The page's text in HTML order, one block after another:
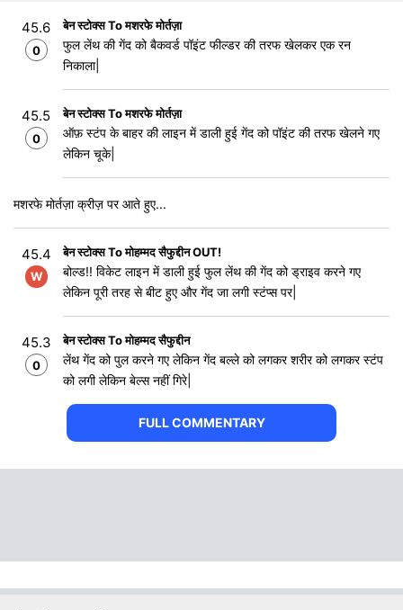
45.6
0
बेन स्टोक्स To मशरफे मोर्तज़ा
फुल लेंथ की गेंद को बैकवर्ड पॉइंट फील्डर की तरफ खेलकर एक रन
निकाला|
45.5
0
बेन स्टोक्स To मशरफे मोर्तज़ा
ऑफ़ स्टंप के बाहर की लाइन में डाली हुई गेंद को पॉइंट की तरफ खेलने गए
लेकिन चूके|
मशरफे मोर्तज़ा क्रीज़ पर आते हुए...
45.4
W
बेन स्टोक्स To मोहम्मद सैफुद्दीन OUT!
बोल्ड!! विकेट लाइन में डाली हुई फुल लेंथ की गेंद को ड्राइव करने गए
लेकिन पूरी तरह से बीट हुए और गेंद जा लगी स्टंप्स पर|
45.3
0
बेन स्टोक्स To मोहम्मद सैफुद्दीन
लेंथ गेंद को पुल करने गए लेकिन गेंद बल्ले को लगकर शरीर को लगकर स्टंप
को लगी लेकिन बेल्स नहीं गिरे|
FULL COMMENTARY